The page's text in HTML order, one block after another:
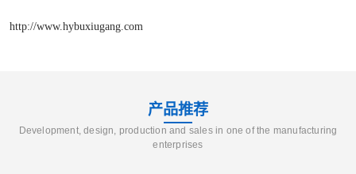
http://www.hybuxiugang.com
产品推荐
Development, design, production and sales in one of the manufacturing
enterprises